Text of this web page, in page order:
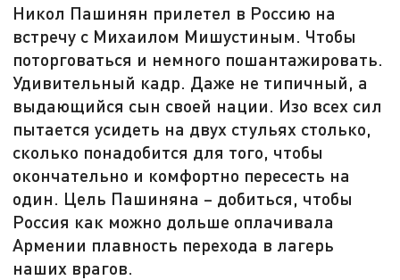
Никол Пашинян прилетел в Россию на
встречу с Михаилом Мишустиным. Чтобы
поторговаться и немного пошантажировать.
Удивительный кадр. Даже не типичный, а
выдающийся сын своей нации. Изо всех сил
пытается усидеть на двух стульях столько,
сколько понадобится для того, чтобы
окончательно и комфортно пересесть на
один. Цель Пашиняна – добиться, чтобы
Россия как можно дольше оплачивала
Армении плавность перехода в лагерь
наших врагов.